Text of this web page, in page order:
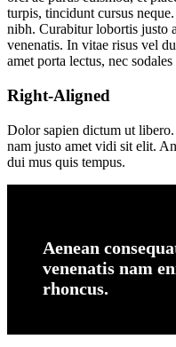
turpis, tincidunt cursus
nibh. Curabitur lobortis justo
venenatis. In vitae risus vel
amet porta lectus, nec sodales
Right-Aligned
Dolor sapien dictum ut
nam justo amet vidi sit elit.
dui mus quis tempus.
Aenean
venenatis nam
rhoncus.